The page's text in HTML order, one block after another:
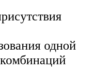
одной